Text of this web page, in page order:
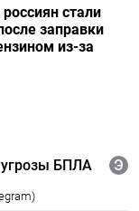
стали
заправки
из-за